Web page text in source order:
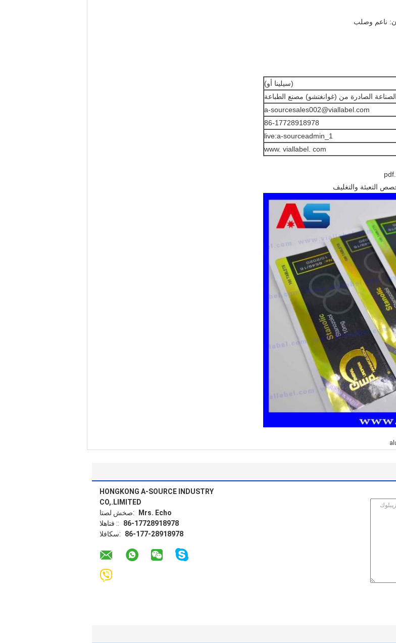
(سيلينا أو)
الصناعة الصادرة من (غوانغتشو) مصنع الطباعة
a-sourcesales002@viallabel.com
86-17728918978
live:a-sourceadmin_1
www. viallabel. com
HONGKONG A-SOURCE INDUSTRY
CO,.LIMITED
اتصل شخص:
Mrs. Echo
الهاتف ::
86-17728918978
الفاكس:
86-177-28918978